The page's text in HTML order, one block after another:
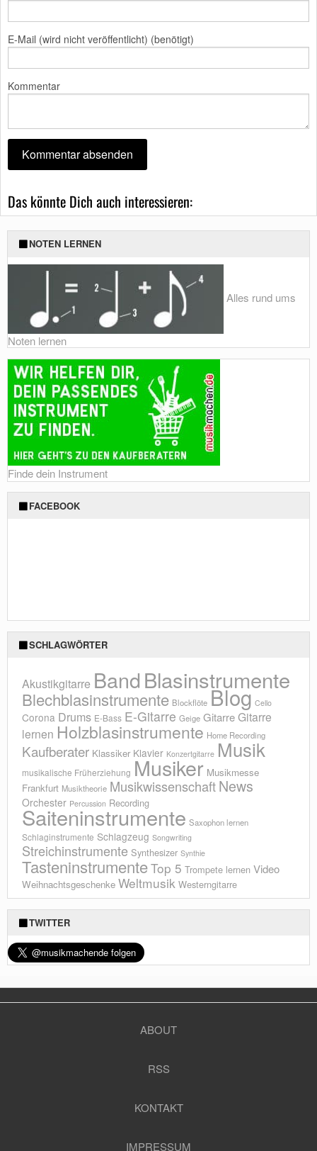
E-Mail (wird nicht veröffentlicht) (benötigt)
Kommentar
Das könnte Dich auch interessieren:
NOTEN LERNEN
Alles rund ums
Noten lernen
Finde dein Instrument
FACEBOOK
SCHLAGWÖRTER
Akustikgitarre BandBlasinstrumente
Blechblasinstrumente Blockflöte Blog Cello
Corona Drums E-Bass E-Gitarre Geige GitarreGitarre
lernen Holzblasinstrumente Home Recording
Kaufberater Klassiker Klavier Konzertgitarre Musik
musikalische Früherziehung Musiker Musikmesse
Frankfurt Musiktheorie MusikwissenschaftNews
Orchester Percussion Recording
Saiteninstrumente Saxophon lernen
Schlaginstrumente Schlagzeug Songwriting
Streichinstrumente Synthesizer Synthie
TasteninstrumenteTop 5 Trompete lernen Video
Weihnachtsgeschenke Weltmusik Westerngitarre
TWITTER
ABOUT
RSS
KONTAKT
IMPRESSUM